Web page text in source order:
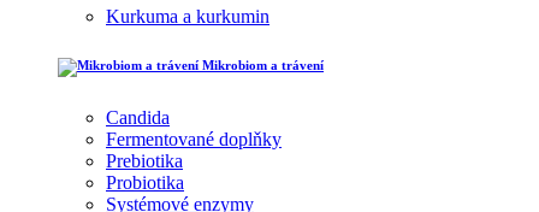
Kurkuma a kurkumin
Mikrobiom a trávení
Candida
Fermentované doplňky
Prebiotika
Probiotika
Systémové enzymy